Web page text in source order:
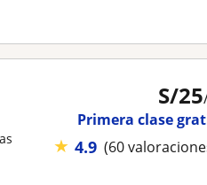
S/25
Primera clase
★ 4.9 (60